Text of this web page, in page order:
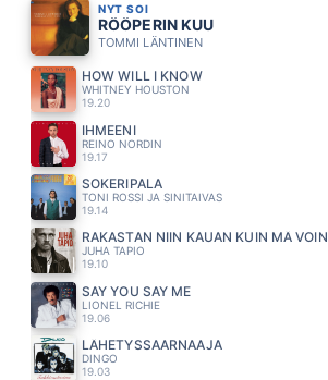
NYT SOI
RÖÖPERIN KUU
TOMMI LÄNTINEN
HOW WILL I KNOW
WHITNEY HOUSTON
19.20
IHMEENI
REINO NORDIN
19.17
SOKERIPALA
TONI ROSSI JA SINITAIVAS
19.14
RAKASTAN NIIN KAUAN KUIN MÄ VOIN
JUHA TAPIO
19.10
SAY YOU SAY ME
LIONEL RICHIE
19.06
LÄHETYSSAARNAAJA
DINGO
19.03